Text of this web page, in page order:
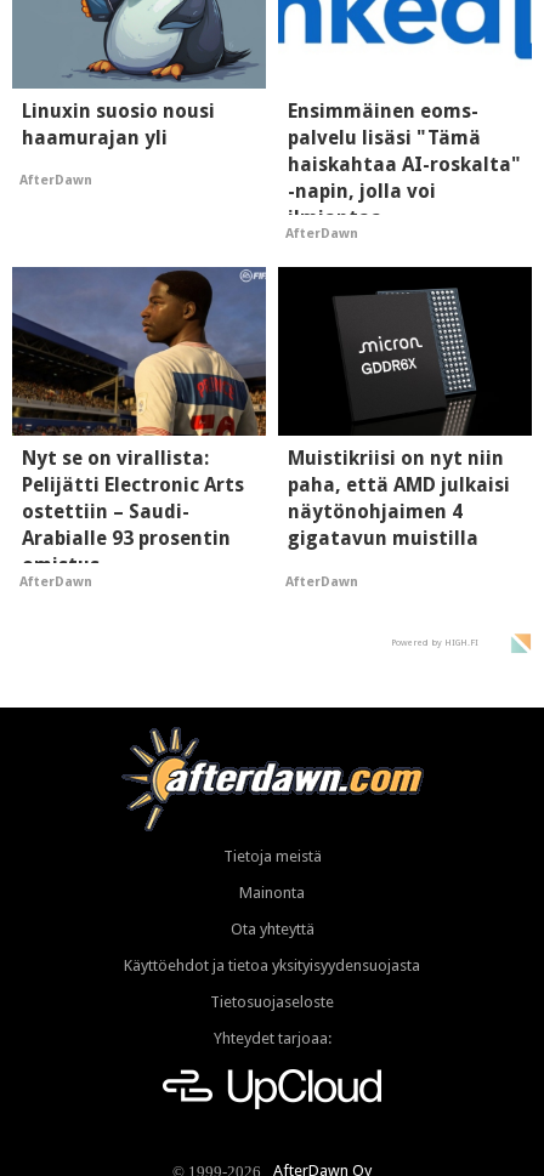
Linuxin suosio nousi
haamurajan yli
AfterDawn
Ensimmäinen eoms-
palvelu lisäsi "Tämä
haiskahtaa AI-roskalta"
-napin, jolla voi
ilmiantaa
tekoälytauhkan
AfterDawn
Nyt se on virallista:
Pelijätti Electronic Arts
ostettiin – Saudi-
Arabialle 93 prosentin
omistus
AfterDawn
Muistikriisi on nyt niin
paha, että AMD julkaisi
näytönohjaimen 4
gigatavun muistilla
AfterDawn
Powered by HIGH.FI
Tietoja meistä
Mainonta
Ota yhteyttä
Käyttöehdot ja tietoa yksityisyydensuojasta
Tietosuojaseloste
Yhteydet tarjoaa:
© 1999-2026 AfterDawn Oy